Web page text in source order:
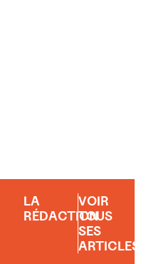
LA
RÉDACTION
VOIR
TOUS
SES
ARTICLES